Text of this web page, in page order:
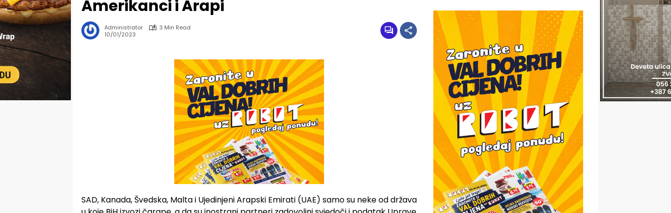
Amerikanci i Arapi
Administrator
3 Min Read
10/01/2023
SAD, Kanada, Švedska, Malta i Ujedinjeni Arapski Emirati (UAE) samo su neke od država